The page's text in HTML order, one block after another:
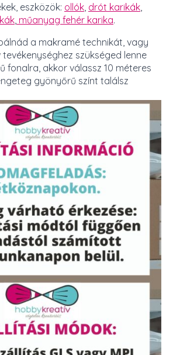
eszközök: ollók drót karikák
műanyag fehér karika.
a makramé technikát, vagy
szükséged lenne
fonalra, akkor válassz 10 méteres
gyönyőrű színt találsz